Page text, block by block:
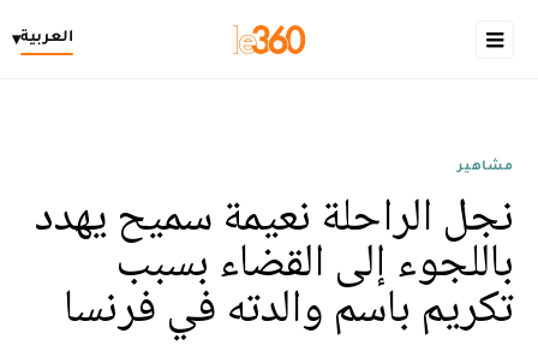
العربية▾
مشاهير
نجل الراحلة نعيمة سميح يهدد
باللجوء إلى القضاء بسبب
تكريم باسم والدته في فرنسا